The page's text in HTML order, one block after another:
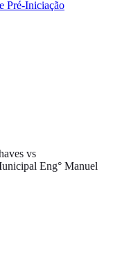
Pré-Iniciação
vs
Eng° Manuel